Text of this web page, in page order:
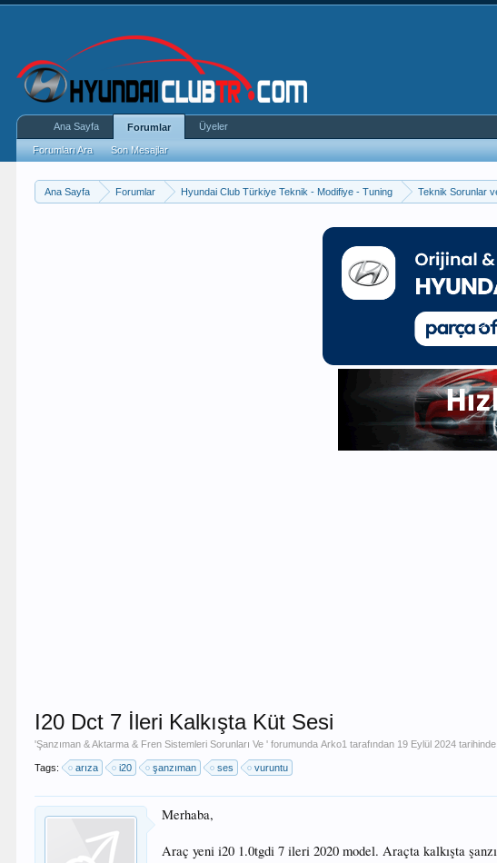
Ana Sayfa Forumlar Hyundai Club Türkiye Teknik - Modifiye - Tuning Teknik Sorunlar
I20 Dct 7 İleri Kalkışta Küt Sesi
'Şanzıman & Aktarma & Fren Sistemleri Sorunları Ve' forumundaArko1 tarafından 19 Eylül 2024
Tags: arıza i20 şanzıman ses vuruntu
Merhaba,
Araç yeni i20 1.0tgdi 7 ileri 2020 model. Araçta kalkışta
Ana Sayfa Forumlar
Forumları Ara Son Mesajlar
Üyeler